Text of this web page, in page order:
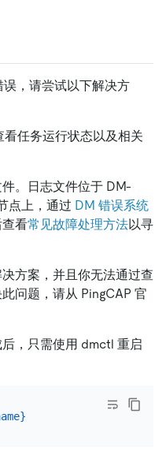
，请尝试以下解决方
看任务运行状态以及相关
。日志文件位于 DM-
点上，通过 DM 错误系统
看常见故障处理方法以寻
方案，并且你无法通过查
问题，请从 PingCAP 官
，只需使用 dmctl 重启